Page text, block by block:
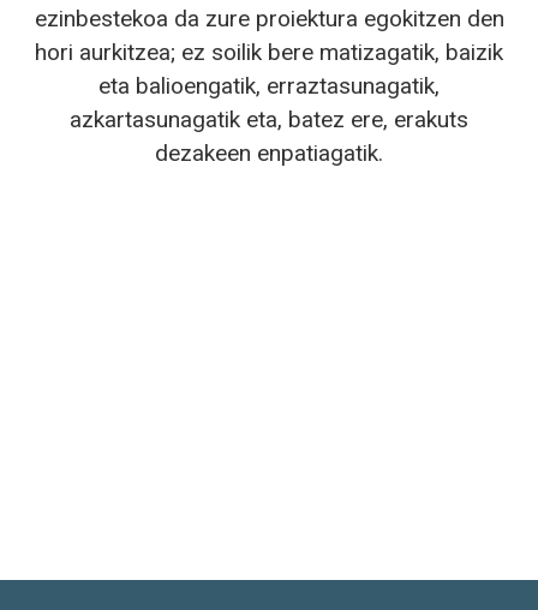
ezinbestekoa da zure proiektura egokitzen den
hori aurkitzea; ez soilik bere matizagatik, baizik
eta balioengatik, erraztasunagatik,
azkartasunagatik eta, batez ere, erakuts
dezakeen enpatiagatik.